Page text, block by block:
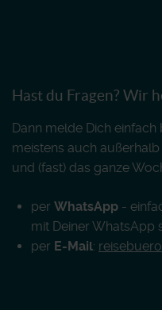
Hast du Fragen? Wir
Dann melde Dich
meistens auch
und (fast) das ganze
per WhatsApp -
mit Deiner WhatsApp
per E-Mail: